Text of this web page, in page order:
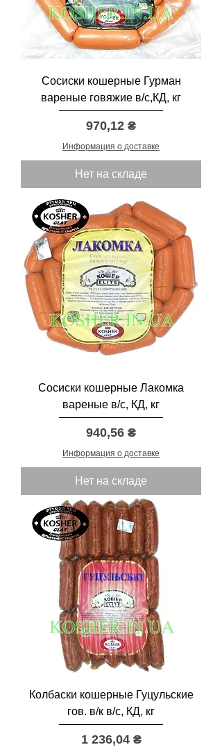
Сосиски кошерные Гурман
вареные говяжие в/с,КД, кг
Цена
970,12 ₴
Информация о доставке
Нет на складе
Сосиски кошерные Лакомка
вареные в/с, КД, кг
Цена
940,56 ₴
Информация о доставке
Нет на складе
Колбаски кошерные Гуцульские
гов. в/к в/с, КД, кг
Цена
1 236,04 ₴